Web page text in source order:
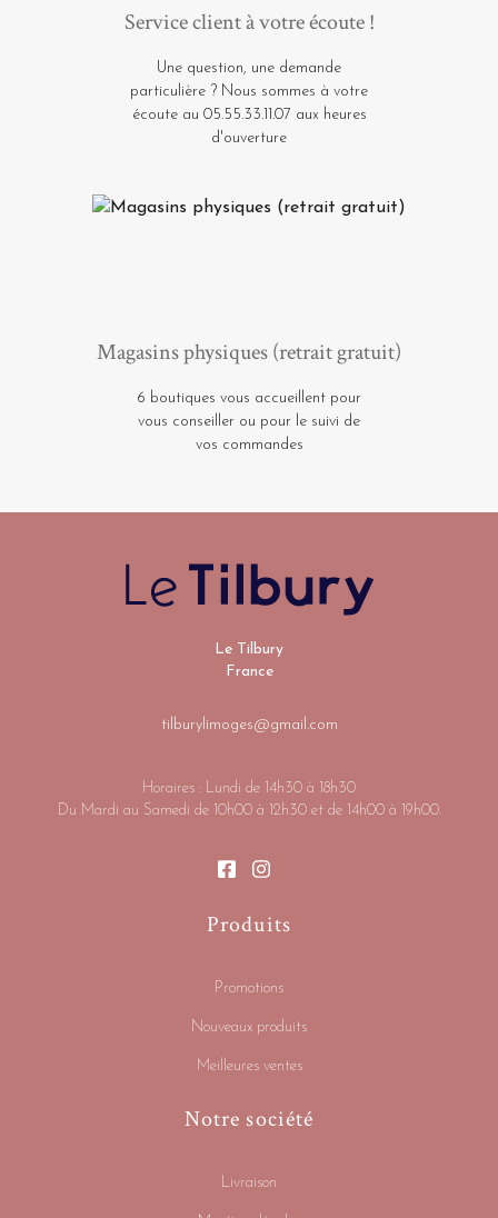
Service client à votre écoute !
Une question, une demande
particulière ? Nous sommes à votre
écoute au 05.55.33.11.07 aux heures
d'ouverture
Magasins physiques (retrait gratuit)
6 boutiques vous accueillent pour
vous conseiller ou pour le suivi de
vos commandes
Le Tilbury
France
tilburylimoges@gmail.com
Horaires : Lundi de 14h30 à 18h30
Du Mardi au Samedi de 10h00 à 12h30 et de 14h00 à 19h00.
Produits
Promotions
Nouveaux produits
Meilleures ventes
Notre société
Livraison